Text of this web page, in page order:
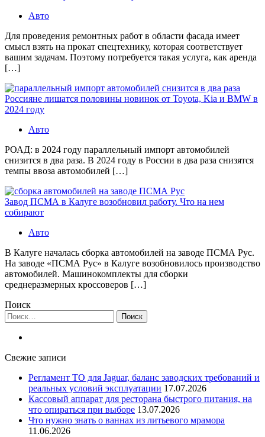
Авто
Для проведения ремонтных работ в области фасада имеет
смысл взять на прокат спецтехнику, которая соответствует
вашим задачам. Поэтому потребуется такая услуга, как аренда
[…]
Россияне лишатся половины новинок от Toyota, Kia и BMW в
2024 году
Авто
РОАД: в 2024 году параллельный импорт автомобилей
снизится в два раза. В 2024 году в России в два раза снизятся
темпы ввоза автомобилей […]
Завод ПСМА в Калуге возобновил работу. Что на нем
собирают
Авто
В Калуге началась сборка автомобилей на заводе ПСМА Рус.
На заводе «ПСМА Рус» в Калуге возобновилось производство
автомобилей. Машинокомплекты для сборки
среднеразмерных кроссоверов […]
Поиск
Найти:
Свежие записи
Регламент ТО для Jaguar, баланс заводских требований и
реальных условий эксплуатации 17.07.2026
Кассовый аппарат для ресторана быстрого питания, на
что опираться при выборе 13.07.2026
Что нужно знать о ваннах из литьевого мрамора
11.06.2026